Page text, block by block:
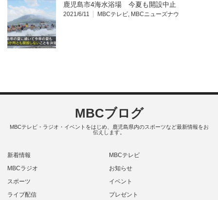
鹿児島市4海水浴場 今夏も開設中止
2021/6/11 MBCテレビ, MBCニューズナウ
MBCブログ
MBCテレビ・ラジオ・イベントをはじめ、鹿児島県内のスポーツなど最新情報をお
伝えします。
新着情報
MBCテレビ
MBCラジオ
お知らせ
スポーツ
イベント
ライブ配信
プレゼント